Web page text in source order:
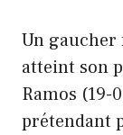
Un gaucher
atteint son
Ramos (19-
prétendant